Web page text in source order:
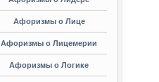
Афоризмы о Лице
Афоризмы о Лицемерии
Афоризмы о Логике